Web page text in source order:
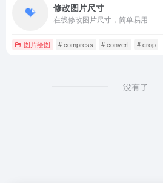
修改图片尺寸
在线修改图片尺寸，简单易用
图片绘图 # compress # convert # crop
没有了